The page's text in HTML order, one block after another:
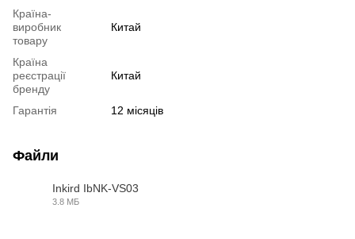
Країна-
виробник
товару
Китай
Країна
реєстрації
бренду
Китай
Гарантія 12 місяців
Файли
Inkird IbNK-VS03
3.8 МБ